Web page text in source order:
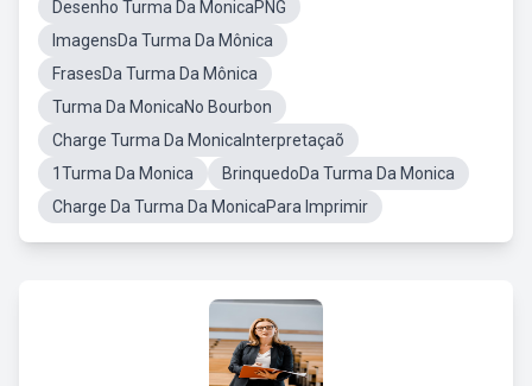
Desenho Turma Da MonicaPNG
ImagensDa Turma Da Mônica
FrasesDa Turma Da Mônica
Turma Da MonicaNo Bourbon
Charge Turma Da MonicaInterpretaçaõ
1Turma Da Monica
BrinquedoDa Turma Da Monica
Charge Da Turma Da MonicaPara Imprimir